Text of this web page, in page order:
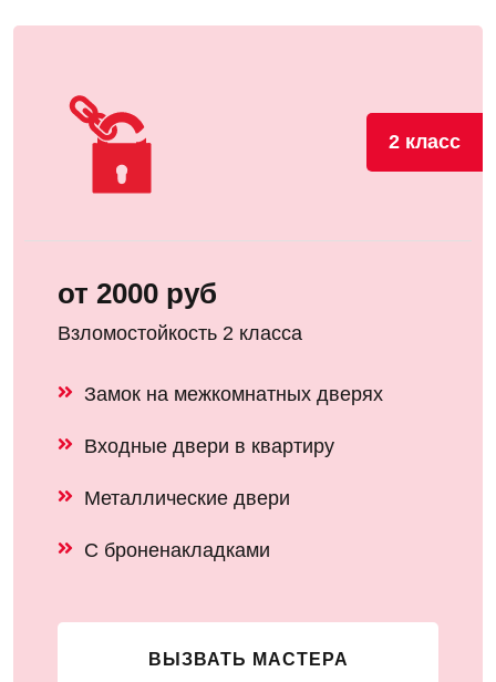
2 класс
от 2000 руб
Взломостойкость 2 класса
Замок на межкомнатных дверях
Входные двери в квартиру
Металлические двери
С броненакладками
ВЫЗВАТЬ МАСТЕРА